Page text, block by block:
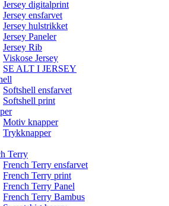
Jersey digitalprint
Jersey ensfarvet
Jersey hulstrikket
Jersey Paneler
Jersey Rib
Viskose Jersey
SE ALT I JERSEY
Softshell ensfarvet
Softshell print
Motiv knapper
Trykknapper
Terry
French Terry ensfarvet
French Terry print
French Terry Panel
French Terry Bambus